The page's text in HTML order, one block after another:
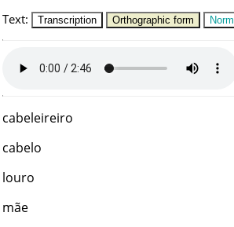
Text: Transcription Orthographic form
cabeleireiro
cabelo
louro
mãe